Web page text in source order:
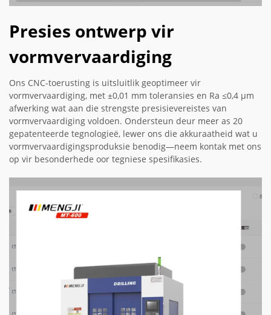
Presies ontwerp vir
vormvervaardiging
Ons CNC-toerusting is uitsluitlik geoptimeer vir
vormvervaardiging, met ±0,01 mm toleransies en Ra ≤0,4 µm
afwerking wat aan die strengste presisievereistes van
vormvervaardiging voldoen. Ondersteun deur meer as 20
gepatenteerde tegnologieë, lewer ons die akkuraatheid wat u
vormvervaardigingsproduksie benodig—neem kontak met ons
op vir besonderhede oor tegniese spesifikasies.